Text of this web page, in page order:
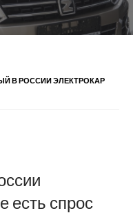
В РОССИИ ЭЛЕКТРОКАР
есть спрос